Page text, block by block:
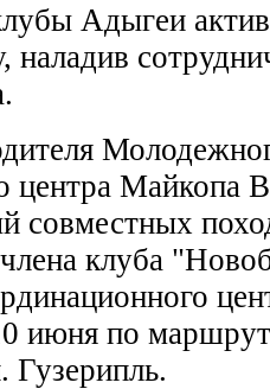
Адыгеи
наладив
центра Майкопа
совместных
клуба
июня по